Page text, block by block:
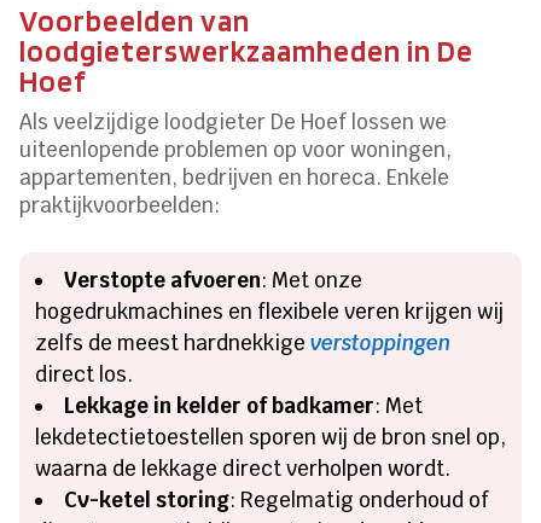
Voorbeelden van
loodgieterswerkzaamheden in De
Hoef
Als veelzijdige loodgieter De Hoef lossen we
uiteenlopende problemen op voor woningen,
appartementen, bedrijven en horeca. Enkele
praktijkvoorbeelden:
Verstopte afvoeren: Met onze
hogedrukmachines en flexibele veren krijgen wij
zelfs de meest hardnekkigeverstoppingen
direct los.
Lekkage in kelder of badkamer: Met
lekdetectietoestellen sporen wij de bron snel op,
waarna de lekkage direct verholpen wordt.
Cv-ketel storing: Regelmatig onderhoud of